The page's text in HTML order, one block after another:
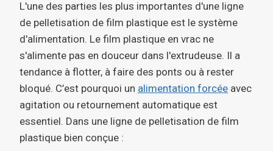
L'une des parties les plus importantes d'une ligne
de pelletisation de film plastique est le système
d'alimentation. Le film plastique en vrac ne
s'alimente pas en douceur dans l'extrudeuse. Il a
tendance à flotter, à faire des ponts ou à rester
bloqué. C’est pourquoi un alimentation forcée avec
agitation ou retournement automatique est
essentiel. Dans une ligne de pelletisation de film
plastique bien conçue :